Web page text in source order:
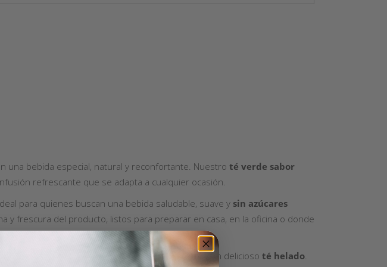
una bebida especial, natural y reconfortante. Nuestro té verde sabor
refrescante que se adapta a cualquier ocasión.
para quienes buscan una bebida saludable, suave y sin azúcares
y frescura del producto, listos para preparar en casa, en la oficina o donde
tanto para tomar caliente como para preparar un delicioso té helado.